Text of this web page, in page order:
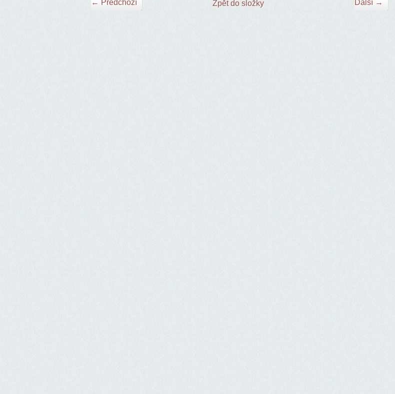
← Předchozí Další →
Zpět do složky